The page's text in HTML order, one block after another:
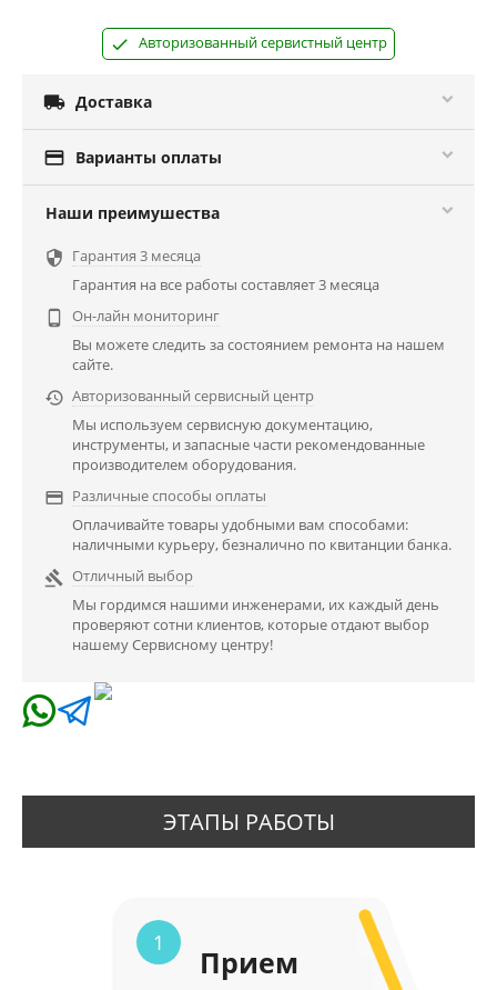
Авторизованный сервистный центр
 Доставка
 Варианты оплаты
Наши преимушества
 Гарантия 3 месяца
Гарантия на все работы составляет 3 месяца

Он-лайн мониторинг
Вы можете следить за состоянием ремонта на нашем
сайте.
 Авторизованный сервисный центр
Мы используем сервисную документацию,
инструменты, и запасные части рекомендованные
производителем оборудования.
 Различные способы оплаты
Оплачивайте товары удобными вам способами:
наличными курьеру, безналично по квитанции банка.
 Отличный выбор
Мы гордимся нашими инженерами, их каждый день
проверяют сотни клиентов, которые отдают выбор
нашему Сервисному центру!
ЭТАПЫ РАБОТЫ
1
Прием